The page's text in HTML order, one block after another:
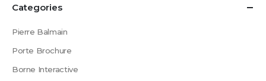
Categories
Pierre Balmain
Porte Brochure
Borne Interactive